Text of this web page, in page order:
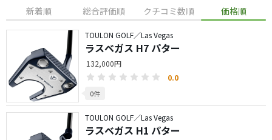
新着順 総合評価順 クチコミ数順 価格順
TOULON GOLF／Las Vegas
ラスベガス H7 パター
132,000円
0.0
0件
TOULON GOLF／Las Vegas
ラスベガス H1 パター